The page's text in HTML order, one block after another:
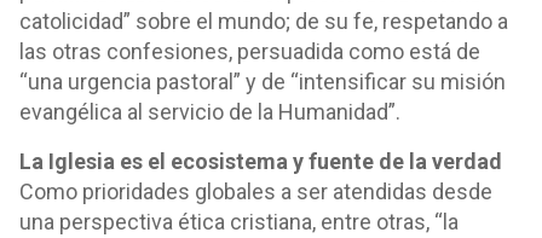
catolicidad” sobre el mundo; de su fe, respetando a
las otras confesiones, persuadida como está de
“una urgencia pastoral” y de “intensificar su misión
evangélica al servicio de la Humanidad”.
La Iglesia es el ecosistema y fuente de la verdad
Como prioridades globales a ser atendidas desde
una perspectiva ética cristiana, entre otras, “la